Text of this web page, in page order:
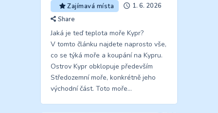
Zajímavá místa
1. 6. 2026
Share
Jaká je teď teplota moře Kypr?
V tomto článku najdete naprosto vše,
co se týká moře a koupání na Kypru.
Ostrov Kypr obklopuje především
Středozemní moře, konkrétně jeho
východní část. Toto moře…